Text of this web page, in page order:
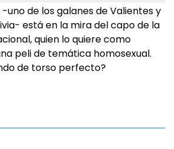
uno de los galanes de Valientes y
está en la mira del capo de la
quien lo quiere como
peli de temática homosexual.
de torso perfecto?